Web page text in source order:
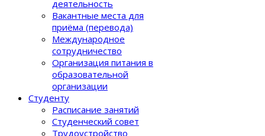
деятельность
Вакантные места для
приёма (перевода)
Международное
сотрудничество
Организация питания в
образовательной
организации
Студенту
Расписание занятий
Студенческий совет
Трудоустройство